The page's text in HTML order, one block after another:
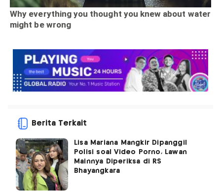
Berita Terkait
Lisa Mariana Mangkir Dipanggil
Polisi soal Video Porno, Lawan
Mainnya Diperiksa di RS
Bhayangkara